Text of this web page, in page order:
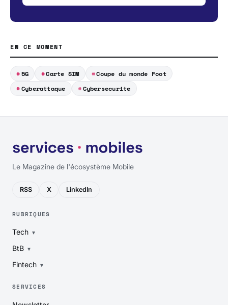
EN CE MOMENT
5G Carte SIM
Coupe du monde Foot
Cyberattaque
Cybersecurite
Le Magazine de l'écosystème Mobile
RSS X LinkedIn
RUBRIQUES
Tech
BtB
Fintech
SERVICES